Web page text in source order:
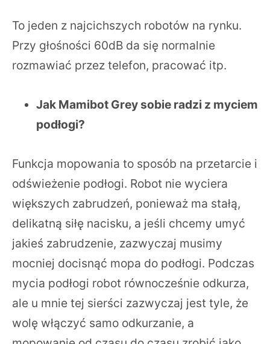
To jeden z najcichszych robotów na rynku.
Przy głośności 60dB da się normalnie
rozmawiać przez telefon, pracować itp.
Jak Mamibot Grey sobie radzi z myciem
podłogi?
Funkcja mopowania to sposób na przetarcie i
odświeżenie podłogi. Robot nie wyciera
większych zabrudzeń, ponieważ ma stałą,
delikatną siłę nacisku, a jeśli chcemy umyć
jakieś zabrudzenie, zazwyczaj musimy
mocniej docisnąć mopa do podłogi. Podczas
mycia podłogi robot równocześnie odkurza,
ale u mnie tej sierści zazwyczaj jest tyle, że
wolę włączyć samo odkurzanie, a